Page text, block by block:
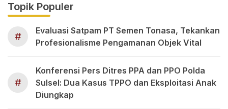
Topik Populer
#
Evaluasi Satpam PT Semen Tonasa, Tekankan
Profesionalisme Pengamanan Objek Vital
#
Konferensi Pers Ditres PPA dan PPO Polda
Sulsel: Dua Kasus TPPO dan Eksploitasi Anak
Diungkap